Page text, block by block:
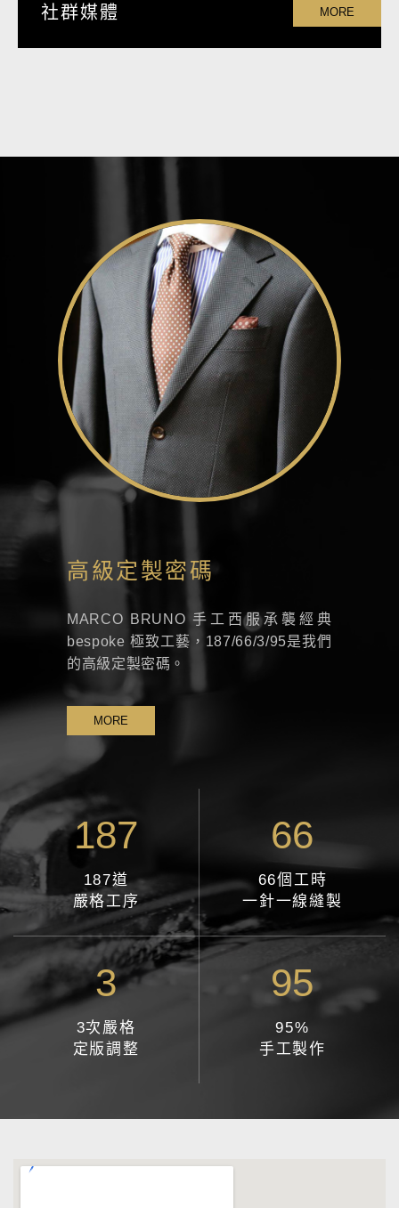
社群媒體 MORE
高級定製密碼
MARCO BRUNO 手工西服承襲經典
bespoke 極致工藝，187/66/3/95是我們
的高級定製密碼。
MORE
187
187道
嚴格工序
66
66個工時
一針一線縫製
3
3次嚴格
定版調整
95
95%
手工製作